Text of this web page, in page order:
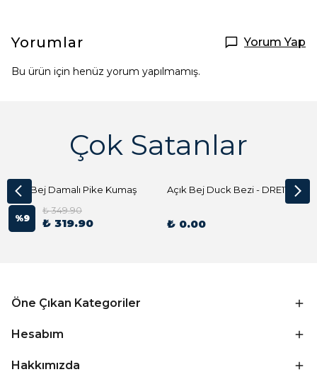
Yorumlar Yorum Yap
Bu ürün için henüz yorum yapılmamış.
Çok Satanlar
Açık Bej Damalı Pike Kumaş
%9
₺ 349.90
₺ 319.90
Açık Bej Duck Bezi - DRE1144 Kumaş Peçete
₺ 0.00
Öne Çıkan Kategoriler
Hesabım
Hakkımızda